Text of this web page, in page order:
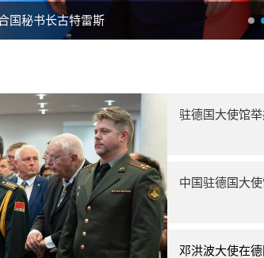
国秘书长古特雷斯
驻德国大使馆
中国驻德国大
邓洪波大使在